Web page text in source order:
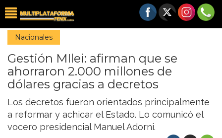
Nacionales
Gestión MIlei: afirman que se
ahorraron 2.000 millones de
dólares gracias a decretos
Los decretos fueron orientados principalmente
a reformar y achicar el Estado. Lo comunicó el
vocero presidencial Manuel Adorni.